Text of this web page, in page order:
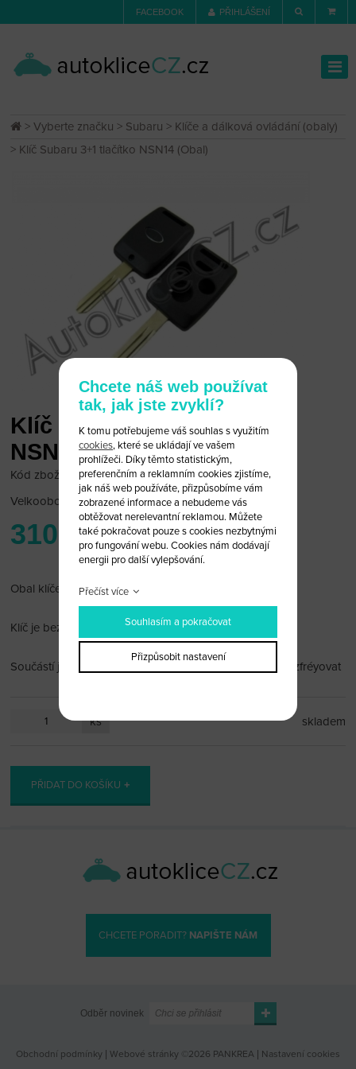
FACEBOOK PŘIHLÁŠENÍ
>Vyberte značku > Subaru > Klíče a dálková ovládání (obaly)
> Klíč Subaru 3+1 tlačítko NSN14 (Obal)
Klíč Subaru 3+1 tlačítko
NSN14 (Obal)
Kód zboží: Sub 4T/20
Velkoobchodní cena:po přihlášení
310 Kč
Obal klíče Subaru 3+1 tlačítko
Klíč je bez čipu a dálkového ovládání
Součástí je planžeta (NSN14), kterou si můžete nechat vzfréyovat
ks skladem
PŘIDAT DO KOŠÍKU
CHCETE PORADIT? NAPIŠTE NÁM
Odběr novinek
Obchodní podmínky | Webové stránky ©2026 PANKREA | Nastavení cookies
Chcete náš web používat
tak, jak jste zvyklí?
K tomu potřebujeme váš souhlas s využitím
cookies, které se ukládají ve vašem
prohlížeči. Díky těmto statistickým,
preferenčním a reklamním cookies zjistíme,
jak náš web používáte, přizpůsobíme vám
zobrazené informace a nebudeme vás
obtěžovat nerelevantní reklamou. Můžete
také pokračovat pouze s cookies nezbytnými
pro fungování webu. Cookies nám dodávají
energii pro další vylepšování.
Přečíst více
Souhlasím a pokračovat
Přizpůsobit nastavení